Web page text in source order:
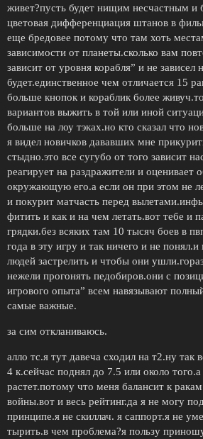
живет?пусть будет нищим несчастным и
цветовая дифференциация штанов в
еще бредовее потому что там хоть
зависимости от планеты.сколько вам
зависит от уровня корабля” и не зависел
будет.единственное чем отличается 15
больше кнопок и кораблик более
вариантов выжить в той или иной
больше на лоу тэках.но кто сказал что
я видел новичков дававших мне
стыдно.это все сугубо от того зависит
реагирует на раздражители и оценивает
окружающую его.а если он при этом не
и покурит матчасть перед
фитить и как и на чем летать.вот тебе и
грядки.без всяких там 10 тысяч боев в
года в эту игру и так ничего и не понял.и
людей застрелить и чтобы они
нежели прогонять педобиров.они с
игрового опыта” всем навязывают
самые важные.
за сим откланиваюсь.
алло тс.я тут давеча сходил на т2.ну так
4 к.сейчас поднял до 7.5 или около
растет.потому что меня балансит к
войны.вот и весь рейтинг.да я не могу
принципе.я не скиллач. я саппорт.я не
тырить.в чем проблема?я пользу